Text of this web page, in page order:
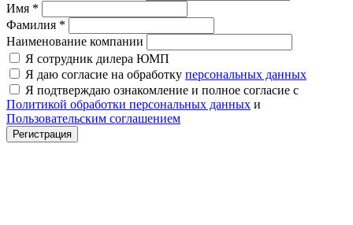
Имя *
Фамилия *
Наименование компании
Я сотрудник дилера ЮМП
Я даю согласие на обработку персональных данных
Я подтверждаю ознакомление и полное согласие с
Политикой обработки персональных данных и
Пользовательским соглашением
Регистрация